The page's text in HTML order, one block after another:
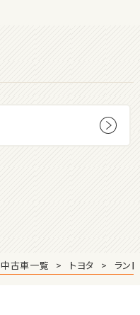
中古車一覧 トヨタ ラン